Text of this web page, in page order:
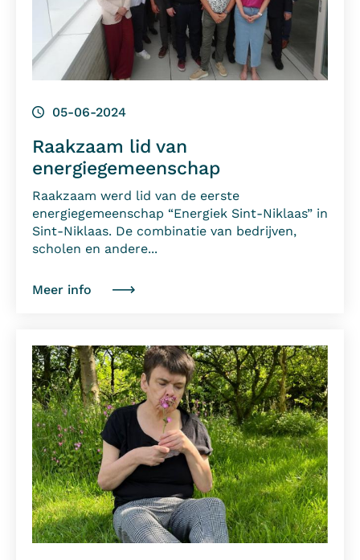
05-06-2024
Raakzaam lid van
energiegemeenschap
Raakzaam werd lid van de eerste
energiegemeenschap “Energiek Sint-Niklaas” in
Sint-Niklaas. De combinatie van bedrijven,
scholen en andere...
Meer info